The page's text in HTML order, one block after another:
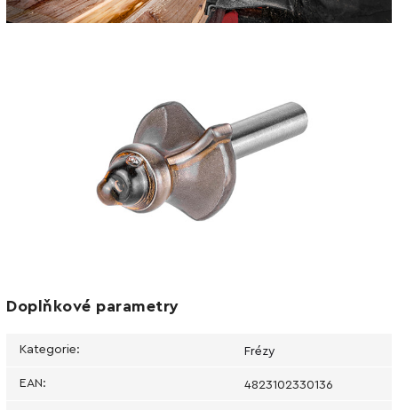
Doplňkové parametry
Kategorie: Frézy
EAN: 4823102330136